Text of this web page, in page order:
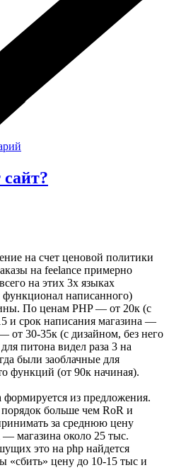
на счет ценовой политики
на feelance примерно
на этих 3х языках
написанного)
По ценам PHP — от 20к (с
и срок написания магазина —
от 30-35к (с дизайном, без него
питона видел раза 3 на
были заоблачные для
функций (от 90к начиная).
из предложения.
больше чем RoR и
за среднюю цену
магазина около 25 тыс.
это на php найдется
«сбить» цену до 10-15 тыс и